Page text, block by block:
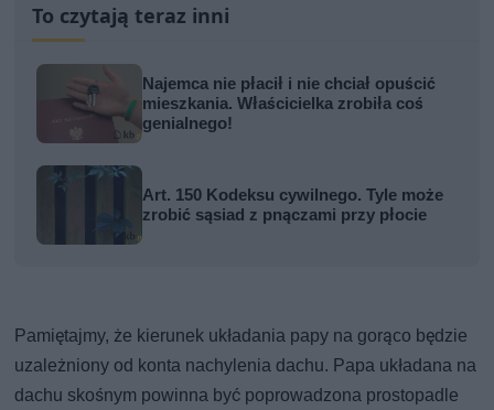
To czytają teraz inni
Najemca nie płacił i nie chciał opuścić
mieszkania. Właścicielka zrobiła coś
genialnego!
Art. 150 Kodeksu cywilnego. Tyle może
zrobić sąsiad z pnączami przy płocie
Pamiętajmy, że kierunek układania papy na gorąco będzie
uzależniony od konta nachylenia dachu. Papa układana na
dachu skośnym powinna być poprowadzona prostopadle